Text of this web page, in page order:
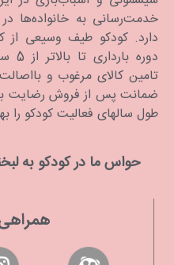
خدمت‌رسانی به خانواده‌ها در
دارد. كودكو طیف وسیعی از
تامین کالای مرغوب و
ضمانت پس از فروش رضایت
طول سالهای فعالیت کودکو را
حواس ما در كودكو به
همراهی